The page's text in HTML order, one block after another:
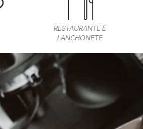
RESTAURANTE E
LANCHONETE